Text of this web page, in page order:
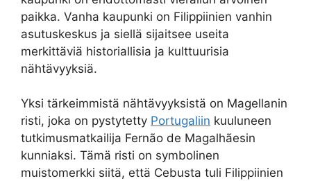
paikka. Vanha kaupunki on Filippiinien vanhin
asutuskeskus ja siellä sijaitsee useita
merkittäviä historiallisia ja kulttuurisia
nähtävyyksiä.
Yksi tärkeimmistä nähtävyyksistä on Magellanin
risti, joka on pystytetty Portugaliin kuuluneen
tutkimusmatkailija Fernão de Magalhãesin
kunniaksi. Tämä risti on symbolinen
muistomerkki siitä, että Cebusta tuli Filippiinien